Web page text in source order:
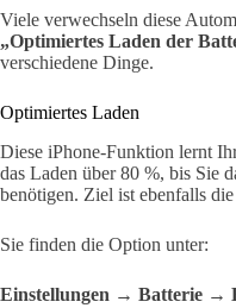
Viele verwechseln diese
„Optimiertes Laden der
verschiedene Dinge.
Optimiertes Laden
Diese iPhone-Funktion lernt
das Laden über 80 %, bis Sie
benötigen. Ziel ist ebenfalls
Sie finden die Option unter:
Einstellungen → Batterie →